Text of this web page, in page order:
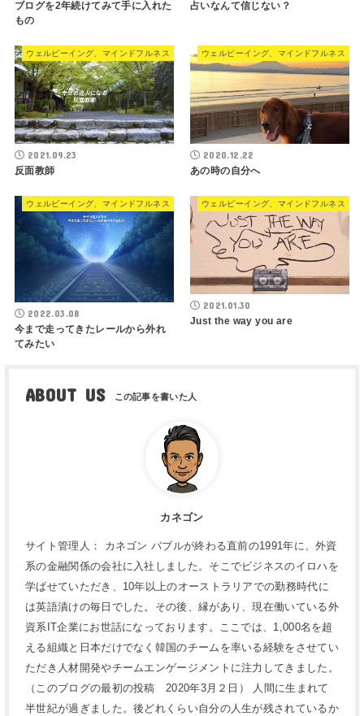
ブログを2年続けてみて手に入れた
もの
占いなんて信じない？
ウェルビーイング、マインドフルネス
2021.09.23
反面教師
ウェルビーイング、マインドフルネス
2020.12.22
あの時の自分へ
ウェルビーイング、マインドフルネス
2022.03.08
今まで走ってきたレールから外れ
てみたい
ウェルビーイング、マインドフルネス
2021.01.30
Just the way you are
ABOUT US
カネゴン
サイト管理人： カネゴン バブルが終わる直前の1991年に、外資
系の金融関係の会社に入社しました。そこでビジネスのイロハを
学ばせていただき、10年以上のオーストラリアでの勤務時代に
は英語漬けの毎日でした。その後、縁があり、現在働いている外
資系IT企業にお世話になっております。ここでは、1,000名を超
える組織と日本だけでなく韓国のチームを率いる経験をさせてい
ただき人材開発やチームエンゲージメントに注力してきました。
（このブログの最初の投稿 2020年3月２日） 人間に生まれて
半世紀が過ぎました。後どれくらい自分の人生が残されているか